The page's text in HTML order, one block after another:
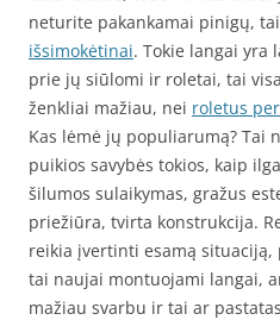
neturite pakankamai pinigų,
išsimokėtinai. Tokie langai yra
prie jų siūlomi ir roletai, tai
ženkliai mažiau, nei roletus
Kas lėmė jų populiarumą?
puikios savybės tokios, kaip
šilumos sulaikymas, gražus
priežiūra, tvirta konstrukcija.
reikia įvertinti esamą
tai naujai montuojami langai,
mažiau svarbu ir tai ar